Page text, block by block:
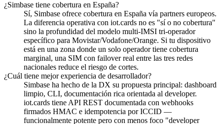
¿Simbase tiene cobertura en España?
Sí, Simbase ofrece cobertura en España vía partners europeos.
La diferencia operativa con iot.cards no es "sí o no cobertura"
sino la profundidad del modelo multi-IMSI tri-operador
específico para Movistar/Vodafone/Orange. Si tu dispositivo
está en una zona donde un solo operador tiene cobertura
marginal, una SIM con failover real entre las tres redes
nacionales reduce el riesgo de cortes.
¿Cuál tiene mejor experiencia de desarrollador?
Simbase ha hecho de la DX su propuesta principal: dashboard
limpio, CLI, documentación rica orientada al developer.
iot.cards tiene API REST documentada con webhooks
firmados HMAC e idempotencia por ICCID —
funcionalmente potente pero con menos foco "developer